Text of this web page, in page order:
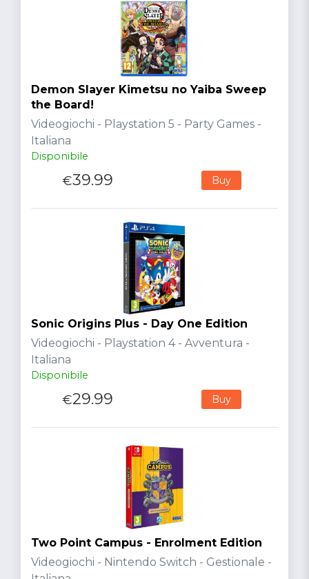
Demon Slayer Kimetsu no Yaiba Sweep
the Board!
Videogiochi - Playstation 5 - Party Games -
Italiana
Disponibile
€39.99 Buy
Sonic Origins Plus - Day One Edition
Videogiochi - Playstation 4 - Avventura -
Italiana
Disponibile
€29.99 Buy
Two Point Campus - Enrolment Edition
Videogiochi - Nintendo Switch - Gestionale -